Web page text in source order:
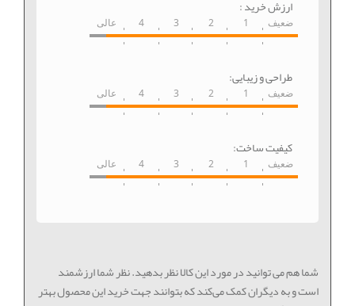
ارزش خرید :
ضعیف 1
2
3
4 عالی
طراحی و زیبایی:
ضعیف 1
2
3
4 عالی
کیفیت ساخت:
ضعیف 1
2
3
4 عالی
شما هم می توانید در مورد این کالا نظر بدهید. نظر شما ارزشمند
است و به دیگران کمک می‌کند که بتوانند جهت خرید این محصول بهتر